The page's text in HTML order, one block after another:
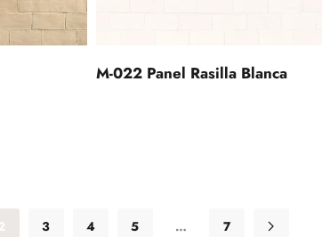
M-022 Panel Rasilla Blanca
3 4 5 … 7